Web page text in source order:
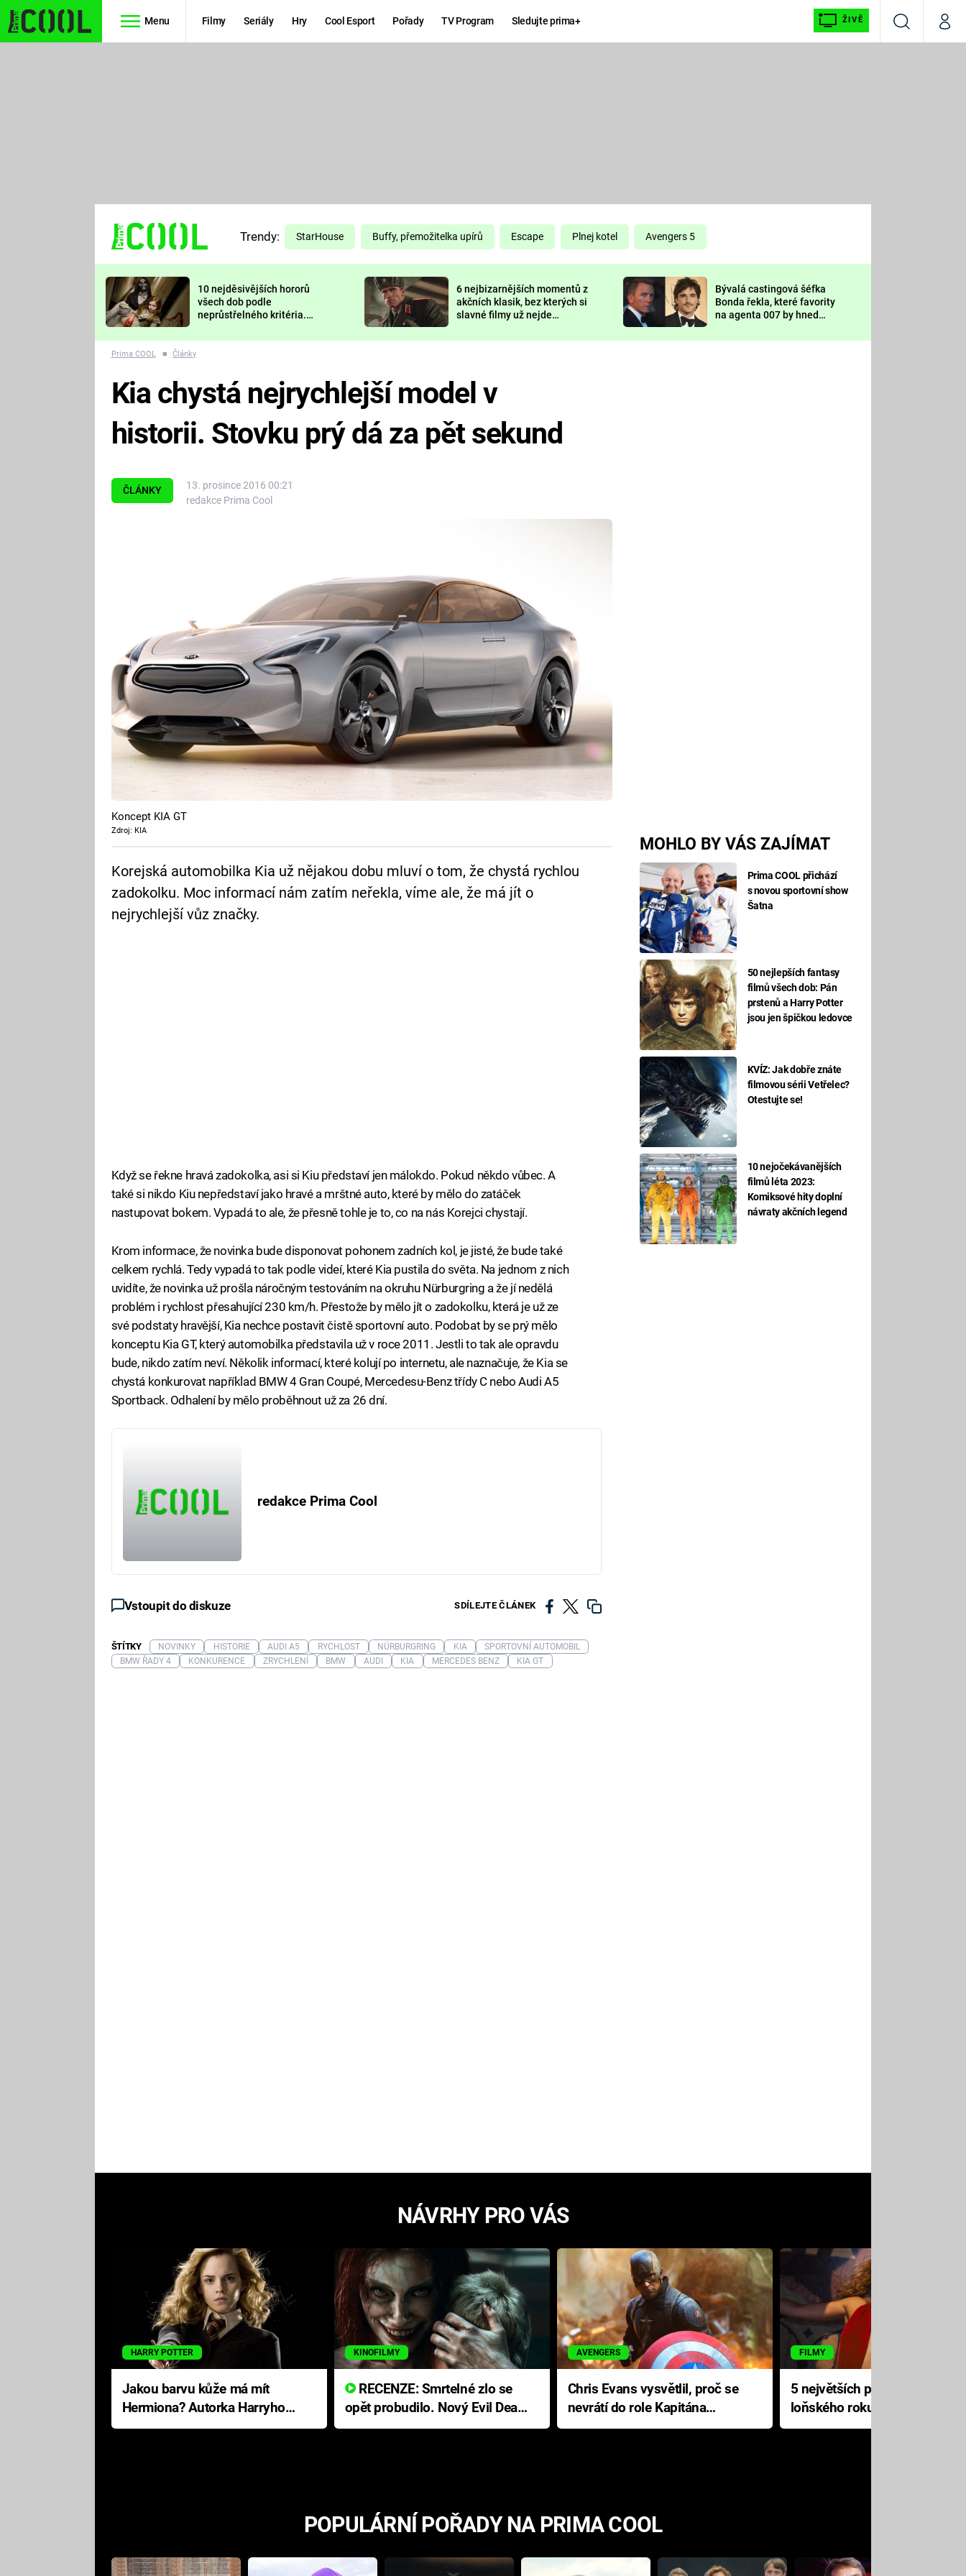
Menu Filmy Seriály Hry Cool Esport Pořady TV Program Sledujte prima+ ŽIVĚ
VyhledáváníMůj
TŘESKU
FUTURAMA
PREDÁTOR
DELIVERANCE
KOMEDIE
CHUCK
NORRIS
DEADPOOL
Prima LAJK
Sledujte nás
Trendy: StarHouse Buffy, přemožitelka upírů Escape Plnej kotel Avengers 5
10 nejděsivějších hororů
všech dob podle
neprůstřelného kritéria.
nejvíc zvednou tep?
6 nejbizarnějších momentů z
akčních klasik, bez kterých si
slavné filmy už nejde
Bývalá castingová šéfka
Bonda řekla, které favority
na agenta 007 by hned
Prima COOL ■ Články
ČLÁNKY
13. prosince 2016 00:21
redakce Prima Cool
MOHLO BY VÁS ZAJÍMAT
Prima COOL přichází
s novou sportovní show
Šatna
50 nejlepších fantasy
filmů všech dob: Pán
prstenů a Harry Potter
jsou jen špičkou ledovce
KVÍZ: Jak dobře znáte
filmovou sérii Vetřelec?
Otestujte se!
10 nejočekávanějších
filmů léta 2023:
Komiksové hity doplní
návraty akčních legend
Kia chystá nejrychlejší model v
historii. Stovku prý dá za pět sekund
Koncept KIA GT
Zdroj: KIA
Korejská automobilka Kia už nějakou dobu mluví o tom, že chystá rychlou
zadokolku. Moc informací nám zatím neřekla, víme ale, že má jít o
nejrychlejší vůz značky.
Když se řekne hravá zadokolka, asi si Kiu představí jen málokdo. Pokud někdo vůbec. A
také si nikdo Kiu nepředstaví jako hravé a mrštné auto, které by mělo do zatáček
nastupovat bokem. Vypadá to ale, že přesně tohle je to, co na nás Korejci chystají.
Krom informace, že novinka bude disponovat pohonem zadních kol, je jisté, že bude také
celkem rychlá. Tedy vypadá to tak podle videí, které Kia pustila do světa. Na jednom z nich
uvidíte, že novinka už prošla náročným testováním na okruhu Nürburgring a že jí nedělá
problém i rychlost přesahující 230 km/h. Přestože by mělo jít o zadokolku, která je už ze
své podstaty hravější, Kia nechce postavit čistě sportovní auto. Podobat by se prý mělo
konceptu Kia GT, který automobilka představila už v roce 2011. Jestli to tak ale opravdu
bude, nikdo zatím neví. Několik informací, které kolují po internetu, ale naznačuje, že Kia se
chystá konkurovat například BMW 4 Gran Coupé, Mercedesu-Benz třídy C nebo Audi A5
Sportback. Odhalení by mělo proběhnout už za 26 dní.
redakce Prima Cool
Vstoupit do diskuze SDÍLEJTE ČLÁNEK
ŠTÍTKY NOVINKY HISTORIE AUDI A5 RYCHLOST NÜRBURGRING KIA
SPORTOVNÍ AUTOMOBIL
BMW ŘADY 4
KONKURENCE ZRYCHLENÍ BMW AUDI KIA MERCEDES BENZ KIA GT
NÁVRHY PRO VÁS
HARRY POTTER
Jakou barvu kůže má mít
Hermiona? Autorka Harryho
Pottera přišla s ráznou
KINOFILMY
RECENZE: Smrtelné zlo se
opět probudilo. Nový Evil Dead
přichází s neodolatelnou
AVENGERS
Chris Evans vysvětlil, proč se
nevrátí do role Kapitána
Ameriky
FILMY
5 největších propadáků
loňského roku: Disney na
jediné katastrofě prodělal 200
POPULÁRNÍ POŘADY NA PRIMA COOL